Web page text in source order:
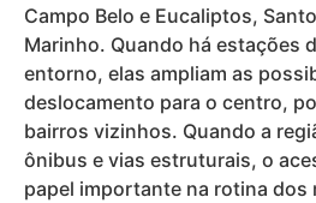
Campo Belo e Eucaliptos,
Marinho. Quando há estações
entorno, elas ampliam as
deslocamento para o centro,
bairros vizinhos. Quando a
ônibus e vias estruturais, o
papel importante na rotina dos